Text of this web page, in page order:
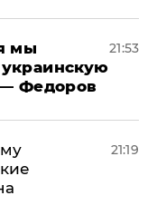
мы
— Федоров
21:53
21:19